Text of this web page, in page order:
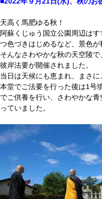
天高く馬肥ゆる秋！
阿蘇くじゅう国立公園周辺は
つ色づきはじめるなど、景色が
そんなさわやかな秋の天空陵
彼岸法要が開催されました。
当日は天候にも恵まれ、まさに
本堂でご法要を行った後は1号
でご供養を行い、さわやかな
っていました。